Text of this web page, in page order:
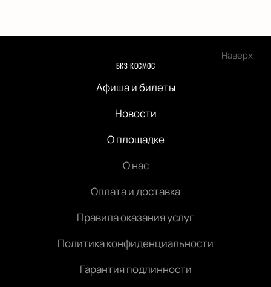
Наверх
БКЗ КОСМОС
Афиша и билеты
Новости
О площадке
О нас
Оплата и доставка
Правила оказания услуг
Политика конфиденциальности
Гарантия подлинности